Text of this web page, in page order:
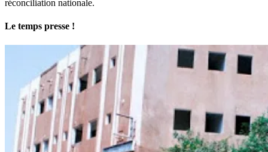
réconciliation nationale.
Le temps presse !